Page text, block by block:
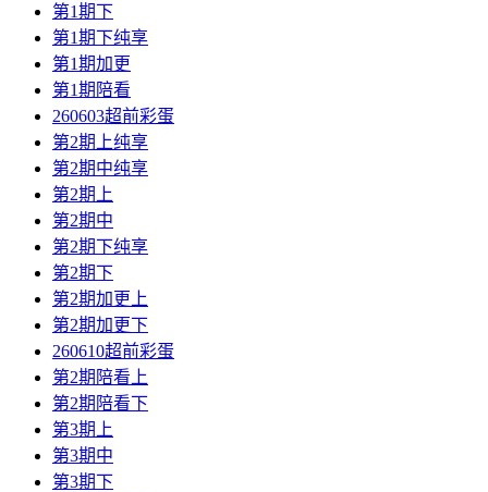
第1期下
第1期下纯享
第1期加更
第1期陪看
260603超前彩蛋
第2期上纯享
第2期中纯享
第2期上
第2期中
第2期下纯享
第2期下
第2期加更上
第2期加更下
260610超前彩蛋
第2期陪看上
第2期陪看下
第3期上
第3期中
第3期下